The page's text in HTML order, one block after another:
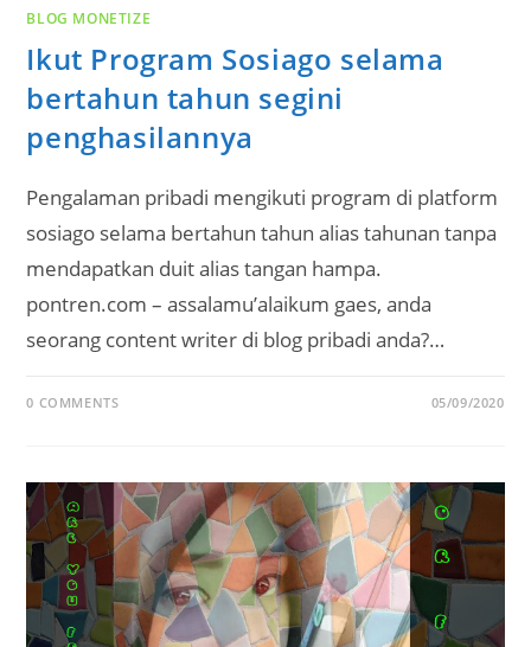
BLOG MONETIZE
Ikut Program Sosiago selama
bertahun tahun segini
penghasilannya
Pengalaman pribadi mengikuti program di platform
sosiago selama bertahun tahun alias tahunan tanpa
mendapatkan duit alias tangan hampa.
pontren.com – assalamu’alaikum gaes, anda
seorang content writer di blog pribadi anda?…
0 COMMENTS 05/09/2020